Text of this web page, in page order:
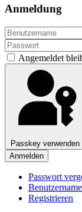
Anmeldung
Angemeldet
Passkey verwenden
Anmelden
Passwort
Registrieren